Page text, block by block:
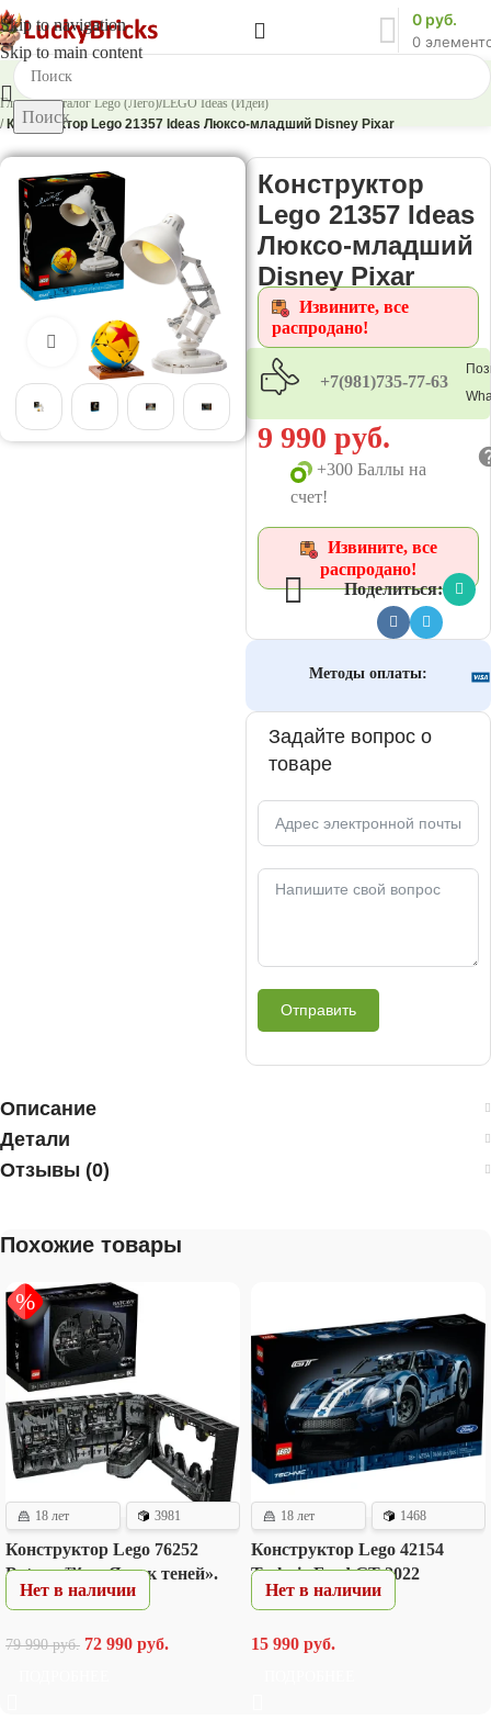
Skip to navigation
Skip to main content
0
0 руб.
Поиск
Главная/Каталог Lego (Лего)/LEGO Ideas (Идеи)
/ Конструктор Lego 21357 Ideas Люксо-младший Disney Pixar
Нажмите, чтобы увеличить
Конструктор
Lego 21357 Ideas
Люксо-младший
Disney Pixar
Извините, все
распродано!
+7(981)735-77-63
9 990 руб.
+300 Баллы на
счет!
Извините, все
распродано!
Поделиться:
Методы оплаты:
Задайте вопрос о
товаре
Отправить
Описание
Детали
Отзывы (0)
Похожие товары
%
18 лет 3981
Конструктор Lego 76252
Batcave™ – «Ящик теней».
Нет в наличии
79 990руб. 72 990 руб.
18 лет 1468
Конструктор Lego 42154
Technic Ford GT 2022
Нет в наличии
15 990 руб.